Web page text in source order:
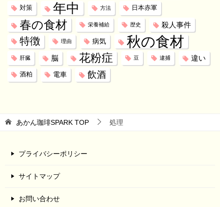
対策 年中 方法 日本赤軍
春の食材 栄養補給 歴史 殺人事件
特徴 理由 病気 秋の食材
肝臓 脳 花粉症 豆 逮捕 違い
酒粕 電車 飲酒
あかん珈琲SPARK TOP 処理
プライバシーポリシー
サイトマップ
お問い合わせ